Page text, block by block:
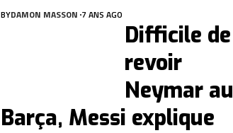
BYDAMON MASSON 7 ANS AGO
Difficile de
revoir
Neymar au
Barça, Messi explique